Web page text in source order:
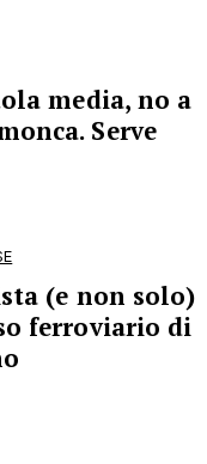
media, no a
Serve
(e non solo)
ferroviario di